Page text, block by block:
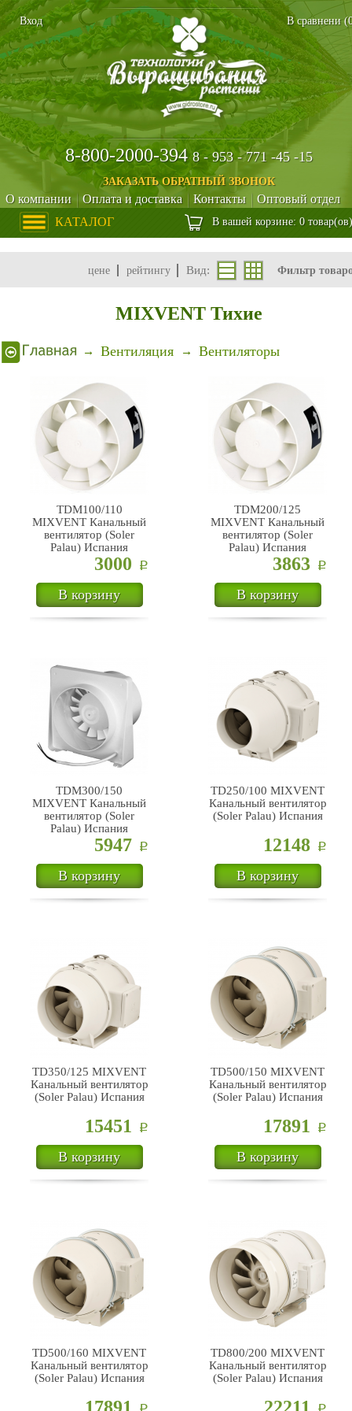
КАТАЛОГ В вашей корзине: 0 товар(ов)
8-800-2000-3948 - 953 - 771 -45 -15
ЗАКАЗАТЬ ОБРАТНЫЙ ЗВОНОК
О компании Оплата и доставка Контакты Оптовый отдел
В сравнени (
Вход
цене рейтингу Вид: Фильтр
MIXVENT Тихие
Вентиляция Вентиляторы
TDM100/110
MIXVENT Канальный
вентилятор (Soler
Palau) Испания
3000 Р
В корзину
TDM200/125
MIXVENT Канальный
вентилятор (Soler
Palau) Испания
3863 Р
В корзину
TDM300/150
MIXVENT Канальный
вентилятор (Soler
Palau) Испания
5947 Р
В корзину
TD250/100 MIXVENT
Канальный вентилятор
(Soler Palau) Испания
12148 Р
В корзину
TD350/125 MIXVENT
Канальный вентилятор
(Soler Palau) Испания
15451 Р
В корзину
TD500/150 MIXVENT
Канальный вентилятор
(Soler Palau) Испания
17891 Р
В корзину
TD500/160 MIXVENT
Канальный вентилятор
(Soler Palau) Испания
Р
TD800/200 MIXVENT
Канальный вентилятор
(Soler Palau) Испания
Р